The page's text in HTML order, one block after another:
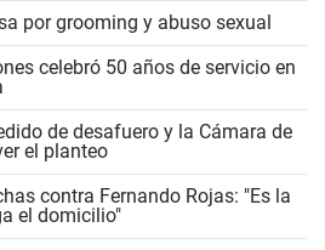
por grooming y abuso sexual
celebró 50 años de servicio en
de desafuero y la Cámara de
el planteo
contra Fernando Rojas: "Es la
el domicilio"